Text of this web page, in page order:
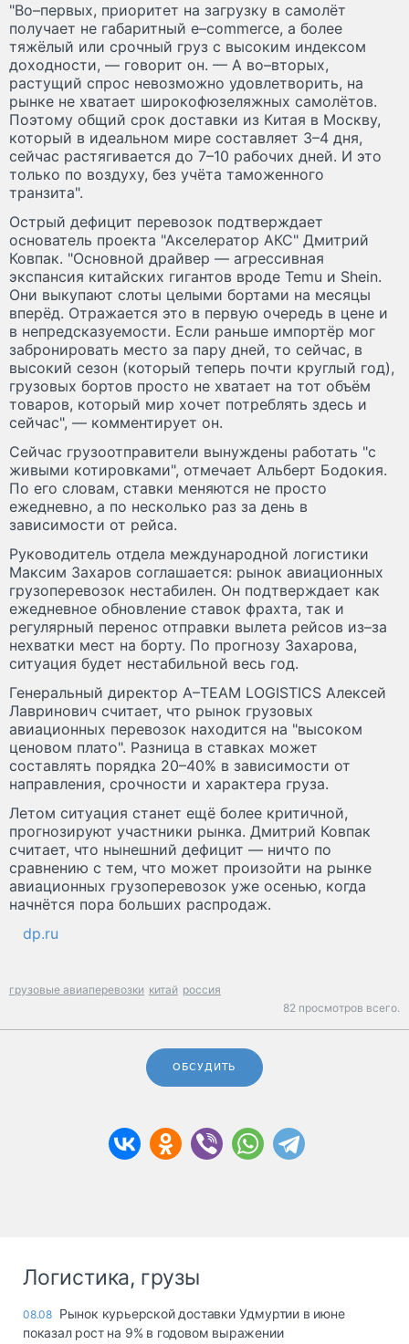
"Во–первых, приоритет на загрузку в самолёт
получает не габаритный e–commerce, а более
тяжёлый или срочный груз с высоким индексом
доходности, — говорит он. — А во–вторых,
растущий спрос невозможно удовлетворить, на
рынке не хватает широкофюзеляжных самолётов.
Поэтому общий срок доставки из Китая в Москву,
который в идеальном мире составляет 3–4 дня,
сейчас растягивается до 7–10 рабочих дней. И это
только по воздуху, без учёта таможенного
транзита".
Острый дефицит перевозок подтверждает
основатель проекта "Акселератор АКС" Дмитрий
Ковпак. "Основной драйвер — агрессивная
экспансия китайских гигантов вроде Temu и Shein.
Они выкупают слоты целыми бортами на месяцы
вперёд. Отражается это в первую очередь в цене и
в непредсказуемости. Если раньше импортёр мог
забронировать место за пару дней, то сейчас, в
высокий сезон (который теперь почти круглый год),
грузовых бортов просто не хватает на тот объём
товаров, который мир хочет потреблять здесь и
сейчас", — комментирует он.
Сейчас грузоотправители вынуждены работать "с
живыми котировками", отмечает Альберт Бодокия.
По его словам, ставки меняются не просто
ежедневно, а по несколько раз за день в
зависимости от рейса.
Руководитель отдела международной логистики
Максим Захаров соглашается: рынок авиационных
грузоперевозок нестабилен. Он подтверждает как
ежедневное обновление ставок фрахта, так и
регулярный перенос отправки вылета рейсов из–за
нехватки мест на борту. По прогнозу Захарова,
ситуация будет нестабильной весь год.
Генеральный директор A–TEAM LOGISTICS Алексей
Лавринович считает, что рынок грузовых
авиационных перевозок находится на "высоком
ценовом плато". Разница в ставках может
составлять порядка 20–40% в зависимости от
направления, срочности и характера груза.
Летом ситуация станет ещё более критичной,
прогнозируют участники рынка. Дмитрий Ковпак
считает, что нынешний дефицит — ничто по
сравнению с тем, что может произойти на рынке
авиационных грузоперевозок уже осенью, когда
начнётся пора больших распродаж.
dp.ru
грузовые авиаперевозки китай россия
82 просмотров всего.
ОБСУДИТЬ
Логистика, грузы
08.08 Рынок курьерской доставки Удмуртии в июне
показал рост на 9% в годовом выражении